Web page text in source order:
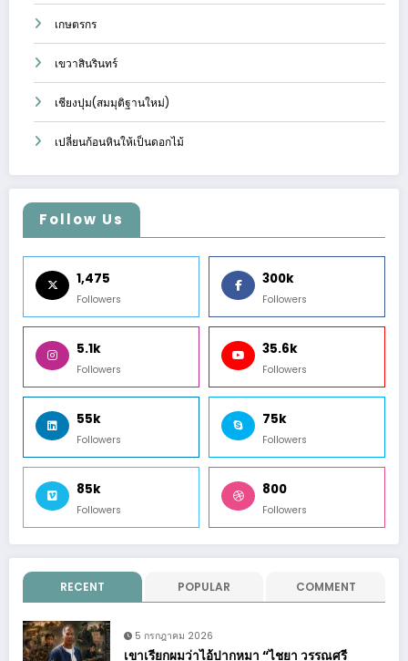
เกษตรกร
เขวาสินรินทร์
เชียงปุม(สมมุติฐานใหม่)
เปลี่ยนก้อนหินให้เป็นดอกไม้
Follow Us
1,475
Followers
300k
Followers
5.1k
Followers
35.6k
Followers
55k
Followers
75k
Followers
85k
Followers
800
Followers
RECENT POPULAR COMMENT
5 กรกฎาคม 2026
เขาเรียกผมว่าไอ้ปากหมา “ไชยา วรรณศรี